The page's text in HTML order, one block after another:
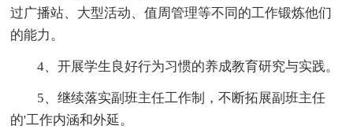
过广播站、大型活动、值周管理等不同的工作锻炼他们
的能力。
4、开展学生良好行为习惯的养成教育研究与实践。
5、继续落实副班主任工作制，不断拓展副班主任
的'工作内涵和外延。